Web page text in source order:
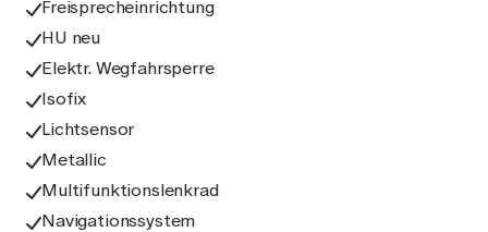
Freisprecheinrichtung
HU neu
Elektr. Wegfahrsperre
Isofix
Lichtsensor
Metallic
Multifunktionslenkrad
Navigationssystem